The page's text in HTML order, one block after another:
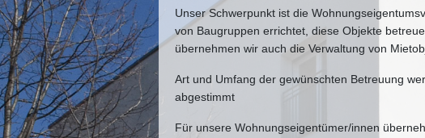
Unser Schwerpunkt ist die
von Baugruppen errichtet, diese Objekte
übernehmen wir auch die Verwaltung von
Art und Umfang der gewünschten Betreuung
abgestimmt
Für unsere Wohnungseigentümer/innen